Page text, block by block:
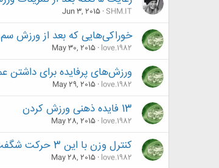
SHM.IT
Jun 3, 2015
خوراکی‌هایی که بعد از ورزش
love.1982
May 30, 2015
ورزش‌های پرفایده برای داشتن
love.1982
May 29, 2015
13 فایده ذهنی ورزش کردن
love.1982
May 28, 2015
کنترل وزن با این 3 حرکت شگفت انگیز تنها در 4 دقیقه!
love.1982
May 28, 2015